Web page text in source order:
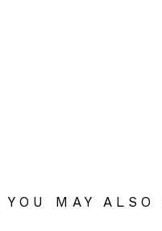
YOU MAY ALSO